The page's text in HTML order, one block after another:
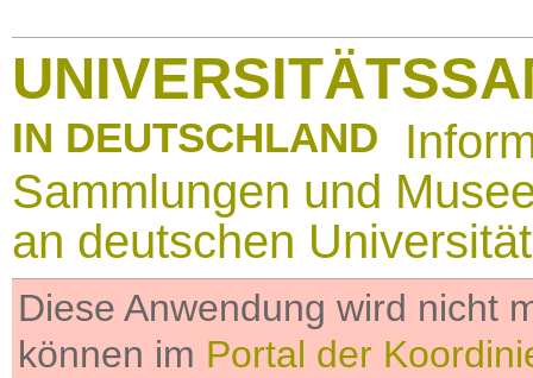
IN DEUTSCHLAND
Sammlungen und
an deutschen
Diese Anwendung wird nicht
können im Portal der